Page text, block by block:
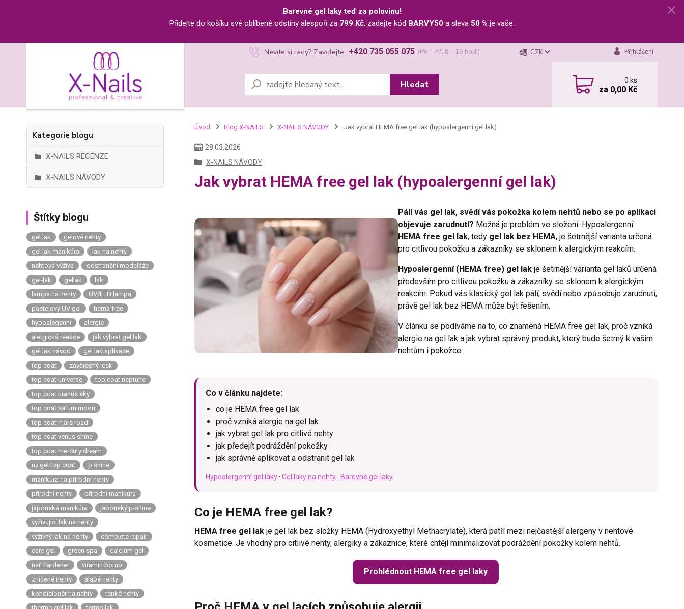
Barevné gel laky teď za polovinu!
Přidejte do košíku své oblíbené odstíny alespoň za 799 Kč, zadejte kód BARVY50 a sleva 50 % je vaše.
CZK Přihlášení
Hledat
Nevíte si rady? Zavolejte. +420 735 055 075 (Po - Pá, 8 - 16 hod.)
0ks
za 0,00 Kč
Kategorie blogu
X-NAILS RECENZE
X-NAILS NÁVODY
Štítky blogu
gel lak
gelové nehty
gel lak manikúra
lak na nehty
nehtová výživa
odstranění modeláže
gel-lak
gellak
lak
lampa na nehty
UV/LED lampa
pastelový UV gel
hema free
hypoalegenní
alergie
alergická reakce
jak vybrat gel lak
gel lak návod
gel lak aplikace
top coat
závěrečný lesk
top coat universe
top coat neptune
top coat uranus sky
top coat saturn moon
top coat mars road
top coat venus shine
top coat mercury dream
uv gel top coat
p.shine
manikúra na přírodní nehty
přírodní nehty
přírodní manikúra
japonská manikúra
japonský p-shine
vyživující lak na nehty
výživný lak na nehty
complete repair
care gel
green spa
calcium gel
nail hardener
vitamin bomb
zničené nehty
slabé nehty
kondicionér na nehty
tenké nehty
Úvod Blog X-NAILS X-NAILS NÁVODY Jak vybrat HEMA free gel lak (hypoalergenní gel lak)
28 03 2026
X-NAILS NÁVODY
Jak vybrat HEMA free gel lak (hypoalergenní gel lak)
Pálí vás gel lak, svědí vás pokožka kolem nehtů nebo se po aplikaci
objevuje zarudnutí? Možná je problém ve složení. Hypoalergenní
HEMA free gel lak, tedy gel lak bez HEMA, je šetrnější varianta určená
pro citlivou pokožku a zákazníky se sklonem k alergickým reakcím.
Hypoalergenní (HEMA free) gel lakje šetrnější varianta gel laků určená
především pro citlivou pokožku a zákazníky se sklonem k alergickým
reakcím. Pokud vás klasický gel lak pálí, svědí nebo způsobuje zarudnutí,
právě gel lak bez HEMA může být řešením.
V článku se podíváme na to, co znamená HEMA free gel lak, proč vzniká
alergie na gel lak a jak vybrat správný produkt, který bude šetrný k vašim
nehtům i pokožce.
Co v článku najdete:
co je HEMA free gel lak
proč vzniká alergie na gel lak
jak vybrat gel lak pro citlivé nehty
jak předejít podráždění pokožky
jak správně aplikovat a odstranit gel lak
Hypoalergenní gel laky· Gel laky na nehty· Barevné gel laky
Co je HEMA free gel lak?
HEMA free gel lakje gel lak bez složky HEMA (Hydroxyethyl Methacrylate), která patří mezi nejčastější alergeny v nehtové
kosmetice. Je vhodný pro citlivé nehty, alergiky a zákaznice, které chtějí minimalizovat podráždění pokožky kolem nehtů.
Prohlédnout HEMA free gel laky